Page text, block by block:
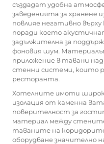
създадат удобна
заведенията за
повлияе негативно
поради което
задължителна за
фоновия шум.
приложение в тавани
стенни системи, които
ресторанта.
Хотелните имоти
изолация от каменна
поверителност за
материал между
таваните на
оборудване значително